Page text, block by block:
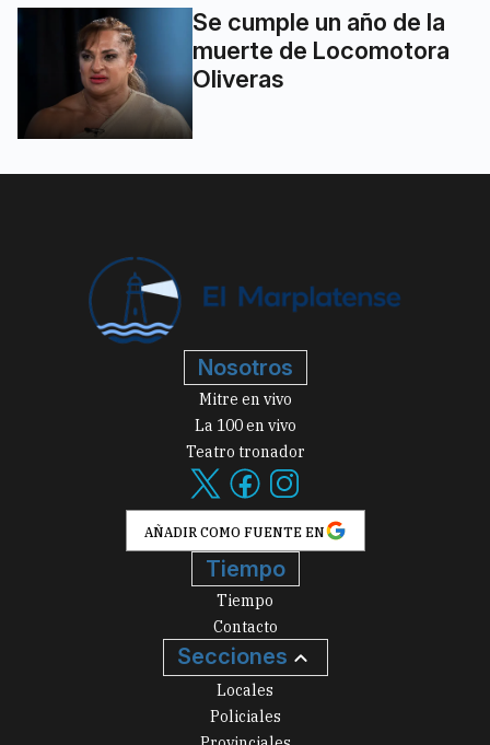
Se cumple un año de la
muerte de Locomotora
Oliveras
Nosotros
Mitre en vivo
La 100 en vivo
Teatro tronador
AÑADIR COMO FUENTE EN
Tiempo
Tiempo
Contacto
Secciones
Locales
Policiales